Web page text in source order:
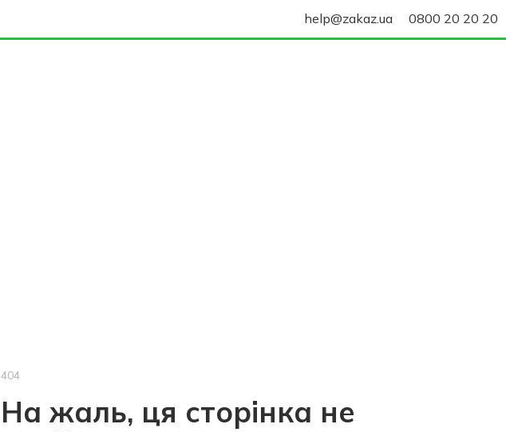
help@zakaz.ua 0800 20 20 20
404
На жаль, ця сторінка не